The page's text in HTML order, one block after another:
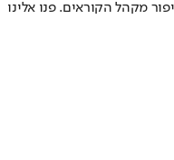
מקהל הקוראים. פנו אלינו